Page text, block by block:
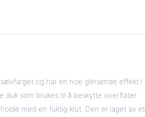
og har en noe glinsende effekt i
duk som brukes til å beskytte overflater
med en fuktig klut. Den er laget av et